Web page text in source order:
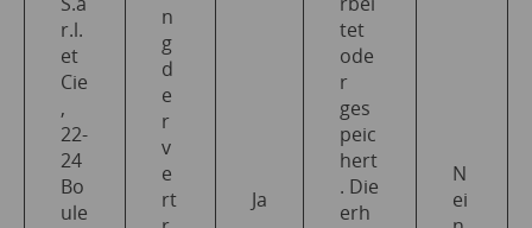
r.l.
et
Cie
,
22-
24
Bo
ule
n
g
d
e
r
v
e
rt
Ja
tet
ode
r
ges
peic
hert
. Die
erh
N
ei